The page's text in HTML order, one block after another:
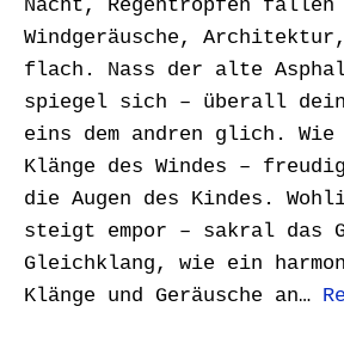
Nacht, Regentropfen fallen
Windgeräusche,
flach. Nass der alte
spiegel sich – überall
eins dem andren glich.
Klänge des Windes –
die Augen des Kindes.
steigt empor – sakral das
Gleichklang, wie ein
Klänge und Geräusche an…